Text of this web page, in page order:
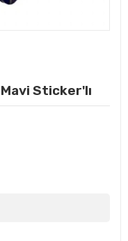
Mavi Sticker'lı